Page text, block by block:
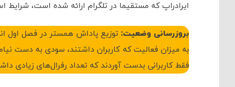
ایرادراپ که مستقیما در تلگرام ارائه شده است،
بروزرسانی وضعیت: توزیع پاداش همستر در فصل اول
به میزان فعالیت که کاربران داشتند، سودی به دست
فقط کاربرانی بدست آوردند که تعداد رفرال‌های زیادی